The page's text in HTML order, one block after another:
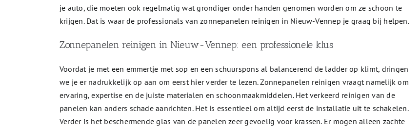
je auto, die moeten ook regelmatig wat grondiger onder handen genomen worden om ze schoon te
krijgen. Dat is waar de professionals van zonnepanelen reinigen in Nieuw-Vennep je graag bij helpen.
Zonnepanelen reinigen in Nieuw-Vennep: een professionele klus
Voordat je met een emmertje met sop en een schuurspons al balancerend de ladder op klimt, dringen
we je er nadrukkelijk op aan om eerst hier verder te lezen. Zonnepanelen reinigen vraagt namelijk om
ervaring, expertise en de juiste materialen en schoonmaakmiddelen. Het verkeerd reinigen van de
panelen kan anders schade aanrichten. Het is essentieel om altijd eerst de installatie uit te schakelen.
Verder is het beschermende glas van de panelen zeer gevoelig voor krassen. Er mogen alleen zachte